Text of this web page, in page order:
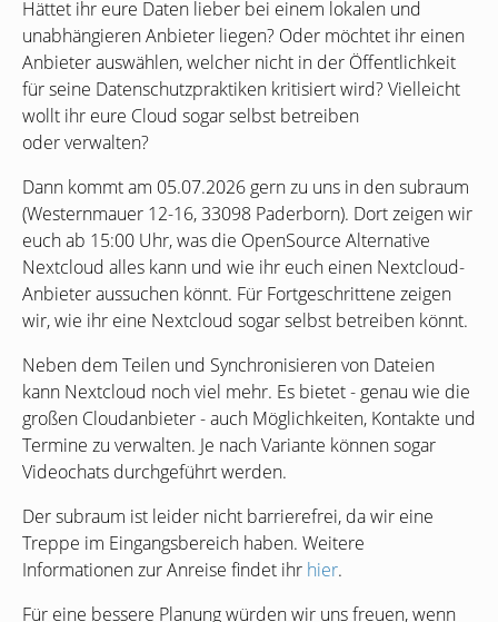
Hättet ihr eure Daten lieber bei einem lokalen und
unabhängieren Anbieter liegen? Oder möchtet ihr einen
Anbieter auswählen, welcher nicht in der Öffentlichkeit
für seine Datenschutzpraktiken kritisiert wird? Vielleicht
wollt ihr eure Cloud sogar selbst betreiben
oder verwalten?
Dann kommt am 05.07.2026 gern zu uns in den subraum
(Westernmauer 12-16, 33098 Paderborn). Dort zeigen wir
euch ab 15:00 Uhr, was die OpenSource Alternative
Nextcloud alles kann und wie ihr euch einen Nextcloud-
Anbieter aussuchen könnt. Für Fortgeschrittene zeigen
wir, wie ihr eine Nextcloud sogar selbst betreiben könnt.
Neben dem Teilen und Synchronisieren von Dateien
kann Nextcloud noch viel mehr. Es bietet - genau wie die
großen Cloudanbieter - auch Möglichkeiten, Kontakte und
Termine zu verwalten. Je nach Variante können sogar
Videochats durchgeführt werden.
Der subraum ist leider nicht barrierefrei, da wir eine
Treppe im Eingangsbereich haben. Weitere
Informationen zur Anreise findet ihr hier.
Für eine bessere Planung würden wir uns freuen, wenn